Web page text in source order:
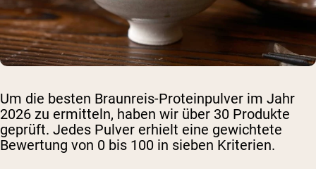
Um die besten Braunreis-Proteinpulver im Jahr
2026 zu ermitteln, haben wir über 30 Produkte
geprüft. Jedes Pulver erhielt eine gewichtete
Bewertung von 0 bis 100 in sieben Kriterien.